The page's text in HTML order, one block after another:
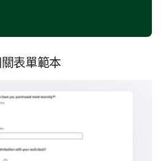
了解我們的數位廣告如何影響您
影響了您做出購買決策？
它如何影響您。
表單範本